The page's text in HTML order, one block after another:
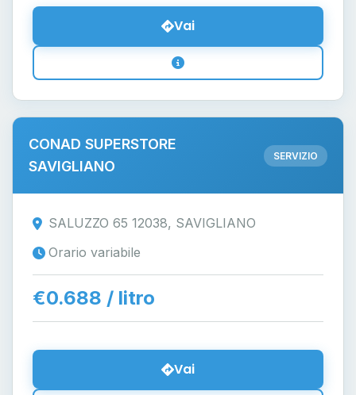
Vai
CONAD SUPERSTORE
SAVIGLIANO
SERVIZIO
SALUZZO 65 12038, SAVIGLIANO
Orario variabile
€0.688 / litro
Vai